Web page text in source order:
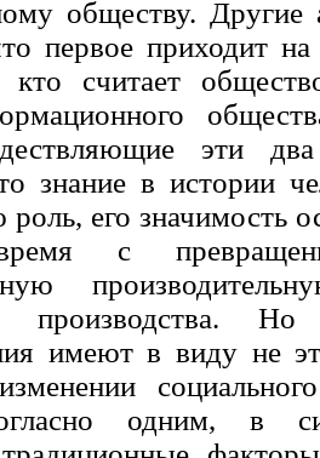
обществу. Другие
первое приходит
считает
эти
знание в истории
его значимость
с
производства.
имеют в виду не
одним, в